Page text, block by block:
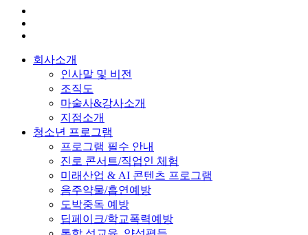
회사소개
인사말 및 비전
조직도
마술사&강사소개
지점소개
청소년 프로그램
프로그램 필수 안내
진로 콘서트/직업인 체험
미래산업 & AI 콘텐츠 프로그램
음주약물/흡연예방
도박중독 예방
딥페이크/학교폭력예방